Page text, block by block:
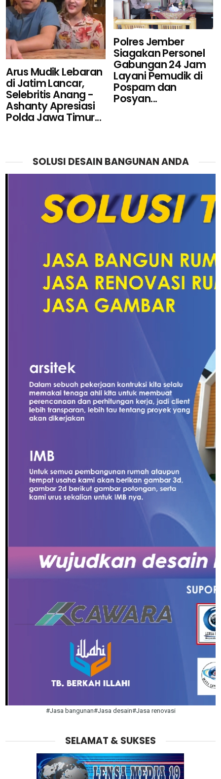
Arus Mudik Lebaran
di Jatim Lancar,
Selebritis Anang -
Ashanty Apresiasi
Polda Jawa Timur...
Polres Jember
Siagakan Personel
Gabungan 24 Jam
Layani Pemudik di
Pospam dan
Posyan...
SOLUSI DESAIN BANGUNAN ANDA
#Jasa bangunan#Jasa desain#Jasa renovasi
SELAMAT & SUKSES